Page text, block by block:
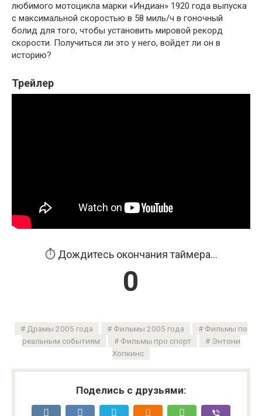
любимого мотоцикла марки «Индиан» 1920 года выпуска
с максимальной скоростью в 58 миль/ч в гоночный
болид для того, чтобы установить мировой рекорд
скорости. Получиться ли это у него, войдет ли он в
историю?
Трейлер
Хопкинс
Поделись с друзьями: